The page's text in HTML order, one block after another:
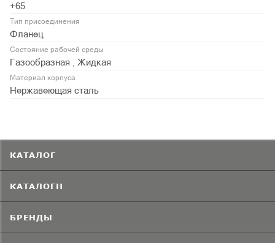
+65
Тип присоединения
Фланец
Состояние рабочей среды
Газообразная , Жидкая
Материал корпуса
Нержавеющая сталь
КАТАЛОГ
КАТАЛОГИ
БРЕНДЫ